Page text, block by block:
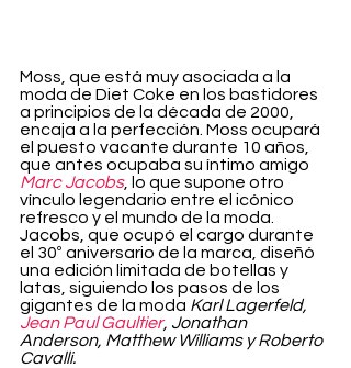
Moss, que está muy asociada a la
moda de Diet Coke en los bastidores
a principios de la década de 2000,
encaja a la perfección. Moss ocupará
el puesto vacante durante 10 años,
que antes ocupaba su íntimo amigo
Marc Jacobs, lo que supone otro
vínculo legendario entre el icónico
refresco y el mundo de la moda.
Jacobs, que ocupó el cargo durante
el 30º aniversario de la marca, diseñó
una edición limitada de botellas y
latas, siguiendo los pasos de los
gigantes de la moda Karl Lagerfeld,
Jean Paul Gaultier, Jonathan
Anderson, Matthew Williams y Roberto
Cavalli.